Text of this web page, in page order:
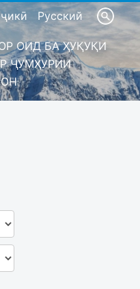
Русский
ОИД БА ҲУҚУҚИ
ҶУМҲУРИИ